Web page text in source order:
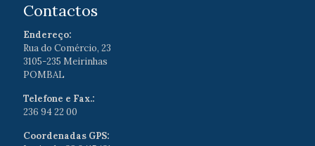
Contactos
Endereço:
Rua do Comércio, 23
3105-235 Meirinhas
POMBAL
Telefone e Fax.:
236 94 22 00
Coordenadas GPS: